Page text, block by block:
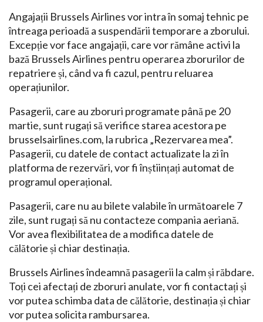
Angajații Brussels Airlines vor intra în somaj tehnic pe
întreaga perioadă a suspendării temporare a zborului.
Excepție vor face angajații, care vor rămâne activi la
bază Brussels Airlines pentru operarea zborurilor de
repatriere și, când va fi cazul, pentru reluarea
operațiunilor.
Pasagerii, care au zboruri programate până pe 20
martie, sunt rugați să verifice starea acestora pe
brusselsairlines.com, la rubrica „Rezervarea mea”.
Pasagerii, cu datele de contact actualizate la zi în
platforma de rezervări, vor fi înștiințați automat de
programul operațional.
Pasagerii, care nu au bilete valabile în următoarele 7
zile, sunt rugați să nu contacteze compania aeriană.
Vor avea flexibilitatea de a modifica datele de
călătorie și chiar destinația.
Brussels Airlines îndeamnă pasagerii la calm și răbdare.
Toți cei afectați de zboruri anulate, vor fi contactați și
vor putea schimba data de călătorie, destinația și chiar
vor putea solicita rambursarea.